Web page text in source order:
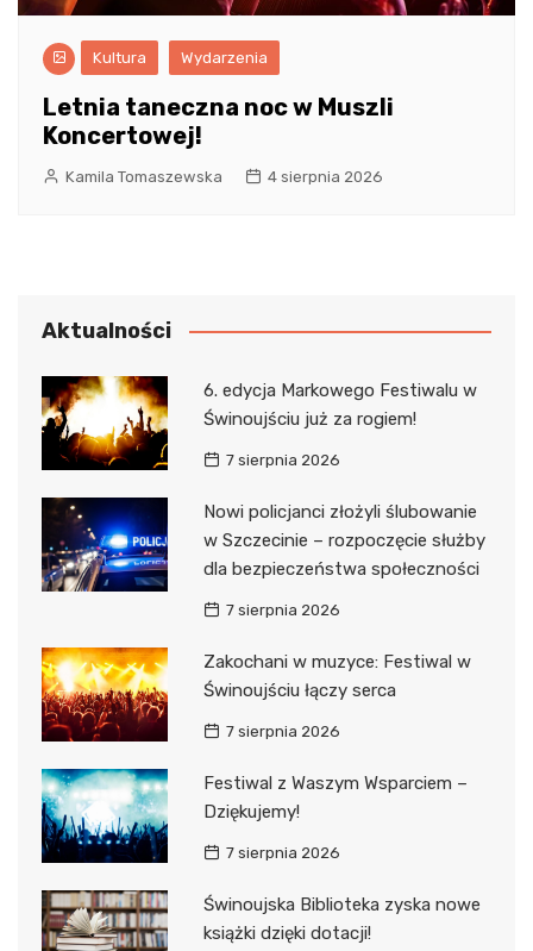
Kultura Wydarzenia
Letnia taneczna noc w Muszli
Koncertowej!
Kamila Tomaszewska 4 sierpnia 2026
Aktualności
6. edycja Markowego Festiwalu w
Świnoujściu już za rogiem!
7 sierpnia 2026
Nowi policjanci złożyli ślubowanie
w Szczecinie – rozpoczęcie służby
dla bezpieczeństwa społeczności
7 sierpnia 2026
Zakochani w muzyce: Festiwal w
Świnoujściu łączy serca
7 sierpnia 2026
Festiwal z Waszym Wsparciem –
Dziękujemy!
7 sierpnia 2026
Świnoujska Biblioteka zyska nowe
książki dzięki dotacji!